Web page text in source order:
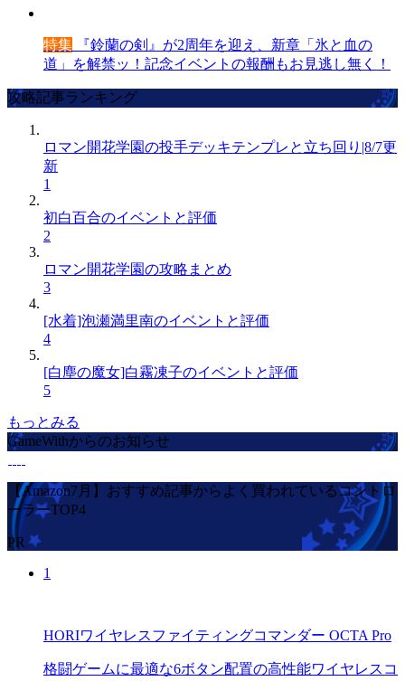
特集 『鈴蘭の剣』が2周年を迎え、新章「氷と血の
道」を解禁ッ！記念イベントの報酬もお見逃し無く！
攻略記事ランキング
ロマン開花学園の投手デッキテンプレと立ち回り|8/7更
新
1
初白百合のイベントと評価
2
ロマン開花学園の攻略まとめ
3
[水着]泡瀬満里南のイベントと評価
4
[白塵の魔女]白霧凍子のイベントと評価
5
もっとみる
GameWithからのお知らせ
【Amazon7月】おすすめ記事からよく買われているコントロ
ーラーTOP4
PR
1
HORIワイヤレスファイティングコマンダー OCTA Pro
格闘ゲームに最適な6ボタン配置の高性能ワイヤレスコ